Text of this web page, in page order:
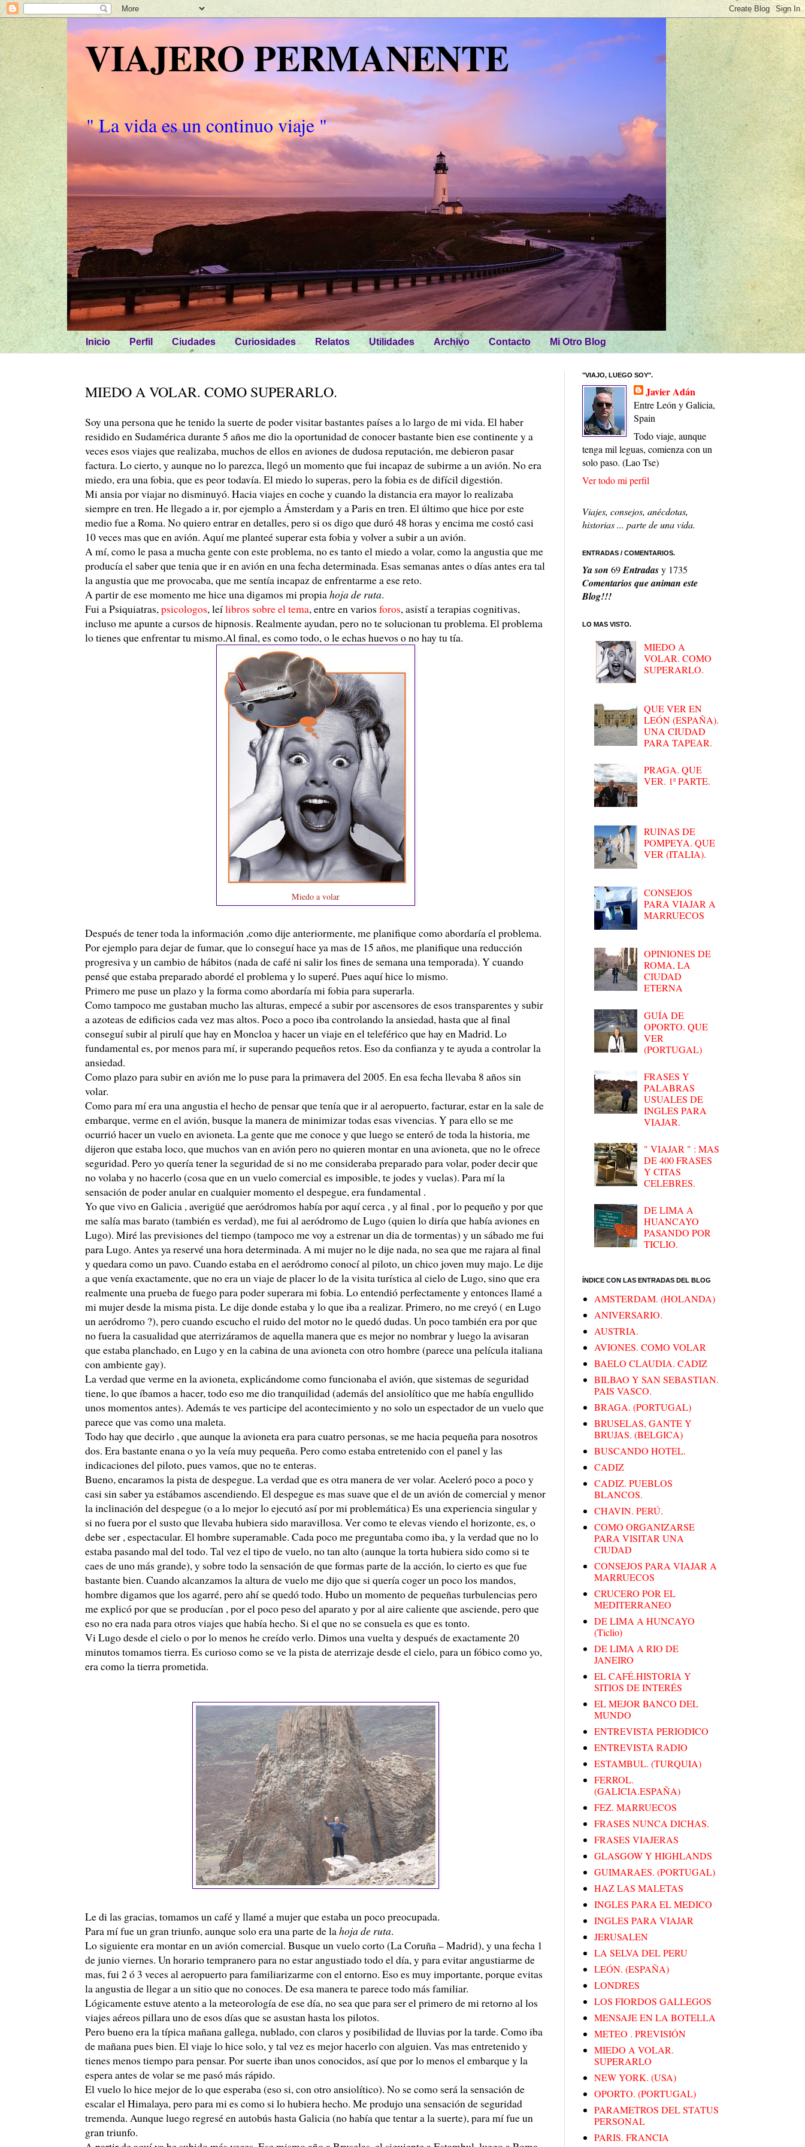
VIAJERO PERMANENTE
" La vida es un continuo viaje "
Inicio Perfil Ciudades Curiosidades Relatos Utilidades Archivo Contacto Mi Otro Blog
MIEDO A VOLAR. COMO SUPERARLO.
Soy una persona que he tenido la suerte de poder visitar bastantes países a lo largo de mi vida. El haber
residido en Sudamérica durante 5 años me dio la oportunidad de conocer bastante bien ese continente y a
veces esos viajes que realizaba, muchos de ellos en aviones de dudosa reputación, me debieron pasar
factura. Lo cierto, y aunque no lo parezca, llegó un momento que fui incapaz de subirme a un avión. No era
miedo, era una fobia, que es peor todavía. El miedo lo superas, pero la fobia es de difícil digestión.
Mi ansia por viajar no disminuyó. Hacia viajes en coche y cuando la distancia era mayor lo realizaba
siempre en tren. He llegado a ir, por ejemplo a Ámsterdam y a Paris en tren. El último que hice por este
medio fue a Roma. No quiero entrar en detalles, pero si os digo que duró 48 horas y encima me costó casi
10 veces mas que en avión. Aquí me planteé superar esta fobia y volver a subir a un avión.
A mí, como le pasa a mucha gente con este problema, no es tanto el miedo a volar, como la angustia que me
producía el saber que tenia que ir en avión en una fecha determinada. Esas semanas antes o días antes era tal
la angustia que me provocaba, que me sentía incapaz de enfrentarme a ese reto.
A partir de ese momento me hice una digamos mi propiahoja de ruta.
Fui a Psiquiatras, psicologos, leílibros sobre el tema, entre en varios foros, asistí a terapias cognitivas,
incluso me apunte a cursos de hipnosis. Realmente ayudan, pero no te solucionan tu problema. El problema
lo tienes que enfrentar tu mismo.Al final, es como todo, o le echas huevos o no hay tu tía.
Miedo a volar
Después de tener toda la información ,como dije anteriormente, me planifique como abordaría el problema.
Por ejemplo para dejar de fumar, que lo conseguí hace ya mas de 15 años, me planifique una reducción
progresiva y un cambio de hábitos (nada de café ni salir los fines de semana una temporada). Y cuando
pensé que estaba preparado abordé el problema y lo superé. Pues aquí hice lo mismo.
Primero me puse un plazo y la forma como abordaría mi fobia para superarla.
Como tampoco me gustaban mucho las alturas, empecé a subir por ascensores de esos transparentes y subir
a azoteas de edificios cada vez mas altos. Poco a poco iba controlando la ansiedad, hasta que al final
conseguí subir al pirulí que hay en Moncloa y hacer un viaje en el teleférico que hay en Madrid. Lo
fundamental es, por menos para mí, ir superando pequeños retos. Eso da confianza y te ayuda a controlar la
ansiedad.
Como plazo para subir en avión me lo puse para la primavera del 2005. En esa fecha llevaba 8 años sin
volar.
Como para mí era una angustia el hecho de pensar que tenía que ir al aeropuerto, facturar, estar en la sale de
embarque, verme en el avión, busque la manera de minimizar todas esas vivencias. Y para ello se me
ocurrió hacer un vuelo en avioneta. La gente que me conoce y que luego se enteró de toda la historia, me
dijeron que estaba loco, que muchos van en avión pero no quieren montar en una avioneta, que no le ofrece
seguridad. Pero yo quería tener la seguridad de si no me consideraba preparado para volar, poder decir que
no volaba y no hacerlo (cosa que en un vuelo comercial es imposible, te jodes y vuelas). Para mí la
sensación de poder anular en cualquier momento el despegue, era fundamental .
Yo que vivo en Galicia , averigüé que aeródromos había por aquí cerca , y al final , por lo pequeño y por que
me salía mas barato (también es verdad), me fui al aeródromo de Lugo (quien lo diría que había aviones en
Lugo). Miré las previsiones del tiempo (tampoco me voy a estrenar un dia de tormentas) y un sábado me fui
para Lugo. Antes ya reservé una hora determinada. A mi mujer no le dije nada, no sea que me rajara al final
y quedara como un pavo. Cuando estaba en el aeródromo conocí al piloto, un chico joven muy majo. Le dije
a que venía exactamente, que no era un viaje de placer lo de la visita turística al cielo de Lugo, sino que era
realmente una prueba de fuego para poder superara mi fobia. Lo entendió perfectamente y entonces llamé a
mi mujer desde la misma pista. Le dije donde estaba y lo que iba a realizar. Primero, no me creyó ( en Lugo
un aeródromo ?), pero cuando escucho el ruido del motor no le quedó dudas. Un poco también era por que
no fuera la casualidad que aterrizáramos de aquella manera que es mejor no nombrar y luego la avisaran
que estaba planchado, en Lugo y en la cabina de una avioneta con otro hombre (parece una película italiana
con ambiente gay).
La verdad que verme en la avioneta, explicándome como funcionaba el avión, que sistemas de seguridad
tiene, lo que íbamos a hacer, todo eso me dio tranquilidad (además del ansiolítico que me había engullido
unos momentos antes). Además te ves participe del acontecimiento y no solo un espectador de un vuelo que
parece que vas como una maleta.
Todo hay que decirlo , que aunque la avioneta era para cuatro personas, se me hacia pequeña para nosotros
dos. Era bastante enana o yo la veía muy pequeña. Pero como estaba entretenido con el panel y las
indicaciones del piloto, pues vamos, que no te enteras.
Bueno, encaramos la pista de despegue. La verdad que es otra manera de ver volar. Aceleró poco a poco y
casi sin saber ya estábamos ascendiendo. El despegue es mas suave que el de un avión de comercial y menor
la inclinación del despegue (o a lo mejor lo ejecutó así por mi problemática) Es una experiencia singular y
si no fuera por el susto que llevaba hubiera sido maravillosa. Ver como te elevas viendo el horizonte, es, o
debe ser , espectacular. El hombre superamable. Cada poco me preguntaba como iba, y la verdad que no lo
estaba pasando mal del todo. Tal vez el tipo de vuelo, no tan alto (aunque la torta hubiera sido como si te
caes de uno más grande), y sobre todo la sensación de que formas parte de la acción, lo cierto es que fue
bastante bien. Cuando alcanzamos la altura de vuelo me dijo que si quería coger un poco los mandos,
hombre digamos que los agarré, pero ahí se quedó todo. Hubo un momento de pequeñas turbulencias pero
me explicó por que se producían , por el poco peso del aparato y por al aire caliente que asciende, pero que
eso no era nada para otros viajes que había hecho. Si el que no se consuela es que es tonto.
Vi Lugo desde el cielo o por lo menos he creído verlo. Dimos una vuelta y después de exactamente 20
minutos tomamos tierra. Es curioso como se ve la pista de aterrizaje desde el cielo, para un fóbico como yo,
era como la tierra prometida.
Le di las gracias, tomamos un café y llamé a mujer que estaba un poco preocupada.
Para mí fue un gran triunfo, aunque solo era una parte de lahoja de ruta.
Lo siguiente era montar en un avión comercial. Busque un vuelo corto (La Coruña – Madrid), y una fecha 1
de junio viernes. Un horario tempranero para no estar angustiado todo el día, y para evitar angustiarme de
mas, fui 2 ó 3 veces al aeropuerto para familiarizarme con el entorno. Eso es muy importante, porque evitas
la angustia de llegar a un sitio que no conoces. De esa manera te parece todo más familiar.
Lógicamente estuve atento a la meteorología de ese día, no sea que para ser el primero de mi retorno al los
viajes aéreos pillara uno de esos días que se asustan hasta los pilotos.
Pero bueno era la típica mañana gallega, nublado, con claros y posibilidad de lluvias por la tarde. Como iba
de mañana pues bien. El viaje lo hice solo, y tal vez es mejor hacerlo con alguien. Vas mas entretenido y
tienes menos tiempo para pensar. Por suerte iban unos conocidos, así que por lo menos el embarque y la
espera antes de volar se me pasó más rápido.
El vuelo lo hice mejor de lo que esperaba (eso si, con otro ansiolítico). No se como será la sensación de
escalar el Himalaya, pero para mi es como si lo hubiera hecho. Me produjo una sensación de seguridad
tremenda. Aunque luego regresé en autobús hasta Galicia (no había que tentar a la suerte), para mí fue un
gran triunfo.
"VIAJO, LUEGO SOY".
Javier Adán
Entre León y Galicia,
Spain
Todo viaje, aunque
tenga mil leguas, comienza con un
solo paso. (Lao Tse)
Ver todo mi perfil
Viajes, consejos, anécdotas,
historias ... parte de una vida.
ENTRADAS / COMENTARIOS.
Ya son 69Entradasy 1735
Comentarios que animan este
Blog!!!
LO MAS VISTO.
MIEDO A
VOLAR. COMO
SUPERARLO.
QUE VER EN
LEÓN (ESPAÑA).
UNA CIUDAD
PARA TAPEAR.
PRAGA. QUE
VER. 1ª PARTE.
RUINAS DE
POMPEYA. QUE
VER (ITALIA).
CONSEJOS
PARA VIAJAR A
MARRUECOS
OPINIONES DE
ROMA, LA
CIUDAD
ETERNA
GUÍA DE
OPORTO. QUE
VER
(PORTUGAL)
FRASES Y
PALABRAS
USUALES DE
INGLES PARA
VIAJAR.
" VIAJAR " : MAS
DE 400 FRASES
Y CITAS
CELEBRES.
DE LIMA A
HUANCAYO
PASANDO POR
TICLIO.
ÍNDICE CON LAS ENTRADAS DEL BLOG
AMSTERDAM. (HOLANDA)
ANIVERSARIO.
AUSTRIA.
AVIONES. COMO VOLAR
BAELO CLAUDIA. CADIZ
BILBAO Y SAN SEBASTIAN.
PAIS VASCO.
BRAGA. (PORTUGAL)
BRUSELAS, GANTE Y
BRUJAS. (BELGICA)
BUSCANDO HOTEL.
CADIZ
CADIZ. PUEBLOS
BLANCOS.
CHAVIN. PERÚ.
COMO ORGANIZARSE
PARA VISITAR UNA
CIUDAD
CONSEJOS PARA VIAJAR A
MARRUECOS
CRUCERO POR EL
MEDITERRANEO
DE LIMA A HUNCAYO
(Ticlio)
DE LIMA A RIO DE
JANEIRO
EL CAFÉ.HISTORIA Y
SITIOS DE INTERÉS
EL MEJOR BANCO DEL
MUNDO
ENTREVISTA PERIODICO
ENTREVISTA RADIO
ESTAMBUL. (TURQUIA)
FERROL.
(GALICIA.ESPAÑA)
FEZ. MARRUECOS
FRASES NUNCA DICHAS.
FRASES VIAJERAS
GLASGOW Y HIGHLANDS
GUIMARAES. (PORTUGAL)
HAZ LAS MALETAS
INGLES PARA EL MEDICO
INGLES PARA VIAJAR
JERUSALEN
LA SELVA DEL PERU
LEÓN. (ESPAÑA)
LONDRES
LOS FIORDOS GALLEGOS
MENSAJE EN LA BOTELLA
METEO . PREVISIÓN
MIEDO A VOLAR.
SUPERARLO
NEW YORK. (USA)
OPORTO. (PORTUGAL)
PARAMETROS DEL STATUS
PERSONAL
PARIS. FRANCIA